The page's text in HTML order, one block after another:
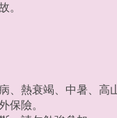
。
熱衰竭、中暑、高
保險。